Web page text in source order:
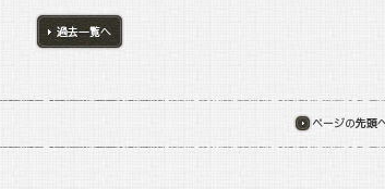
ページの先頭へ